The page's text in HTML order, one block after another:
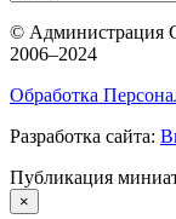
© Администрация
2006–2024
Обработка
Разработка сайта:
Публикация
×